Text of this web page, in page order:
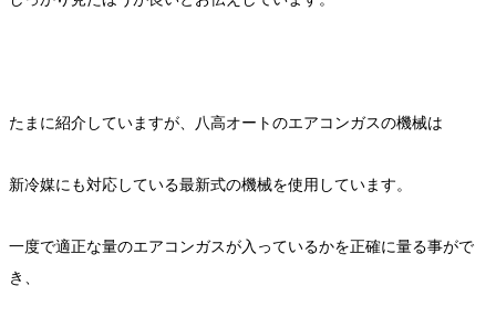
たまに紹介していますが、八高オートのエアコンガスの機械は
新冷媒にも対応している最新式の機械を使用しています。
一度で適正な量のエアコンガスが入っているかを正確に量る事がで
き、